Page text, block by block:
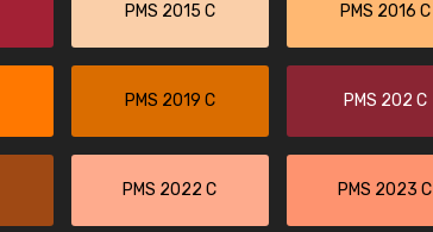
PMS 2015 C PMS 2016 C
PMS 2019 C PMS 202 C
PMS 2022 C PMS 2023 C